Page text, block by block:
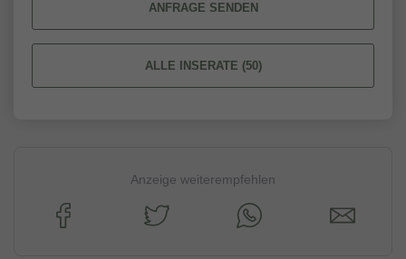
ANFRAGE SENDEN
ALLE INSERATE (50)
Anzeige weiterempfehlen